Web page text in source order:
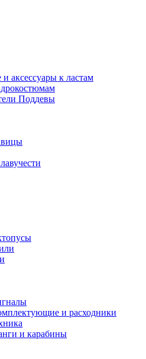
аксессуары к ластам
Поддевы
и расходники
и карабины